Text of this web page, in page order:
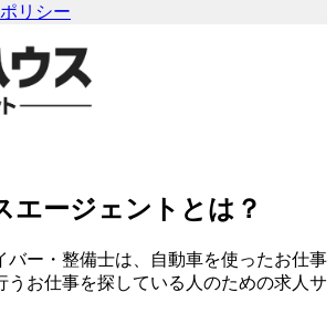
リシー
エージェントとは？
バー・整備士は、自動車を使ったお仕事
うお仕事を探している人のための求人サ